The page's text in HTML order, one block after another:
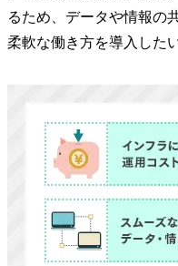
るため、データや情報の
柔軟な働き方を導入した